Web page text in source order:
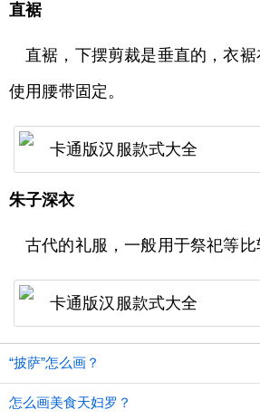
直裾
直裾，下摆剪裁是垂直的，衣裾
使用腰带固定。
朱子深衣
古代的礼服，一般用于祭祀等比
“披萨”怎么画？
怎么画美食天妇罗？